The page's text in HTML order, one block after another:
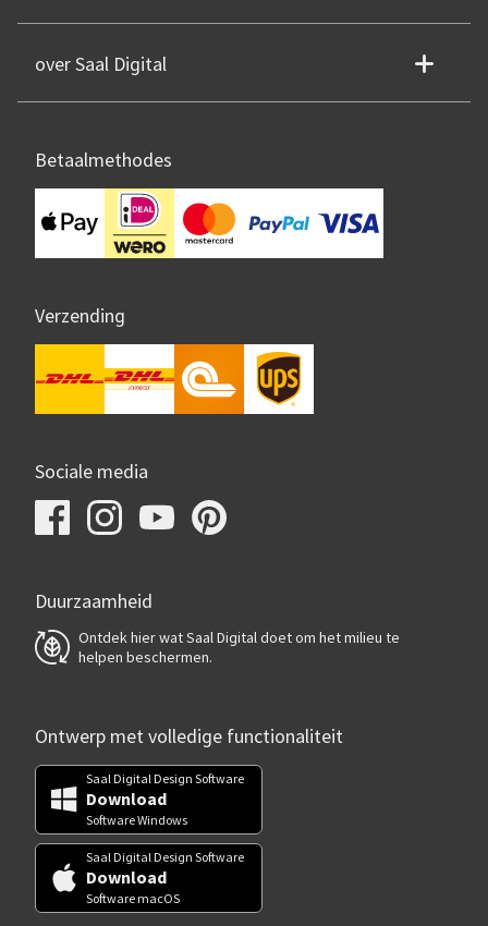
over Saal Digital
Betaalmethodes
Verzending
Sociale media
Duurzaamheid
Ontdek hier wat Saal Digital doet om het milieu te
helpen beschermen.
Ontwerp met volledige functionaliteit
Saal Digital Design Software
Download
Software Windows
Saal Digital Design Software
Download
Software macOS